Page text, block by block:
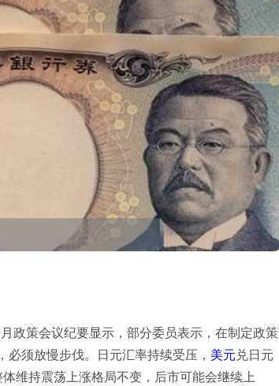
政策会议纪要显示，部分委员表示，在制定政策
须放慢步伐。日元汇率持续受压， 美元兑日元
维持震荡上涨格局不变，后市可能会继续上